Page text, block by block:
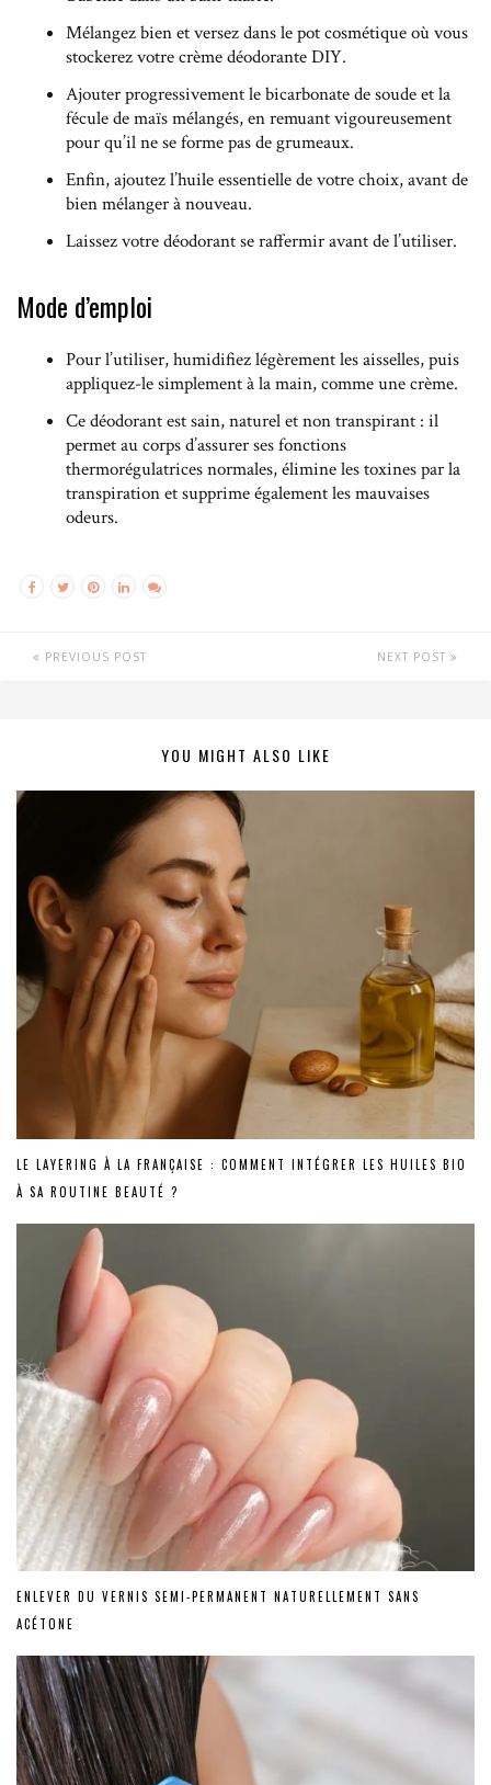
Mélangez bien et versez dans le pot cosmétique où vous
stockerez votre crème déodorante DIY.
Ajouter progressivement le bicarbonate de soude et la
fécule de maïs mélangés, en remuant vigoureusement
pour qu’il ne se forme pas de grumeaux.
Enfin, ajoutez l’huile essentielle de votre choix, avant de
bien mélanger à nouveau.
Laissez votre déodorant se raffermir avant de l’utiliser.
Mode d’emploi
Pour l’utiliser, humidifiez légèrement les aisselles, puis
appliquez-le simplement à la main, comme une crème.
Ce déodorant est sain, naturel et non transpirant : il
permet au corps d’assurer ses fonctions
thermorégulatrices normales, élimine les toxines par la
transpiration et supprime également les mauvaises
odeurs.
PREVIOUS POST NEXT POST
YOU MIGHT ALSO LIKE
LE LAYERING À LA FRANÇAISE : COMMENT INTÉGRER LES HUILES BIO
À SA ROUTINE BEAUTÉ ?
ENLEVER DU VERNIS SEMI-PERMANENT NATURELLEMENT SANS
ACÉTONE